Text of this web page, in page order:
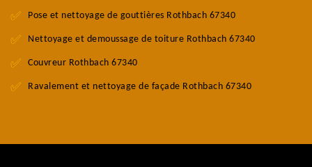
Pose et nettoyage de gouttières Rothbach 67340
Nettoyage et demoussage de toiture Rothbach 67340
Couvreur Rothbach 67340
Ravalement et nettoyage de façade Rothbach 67340